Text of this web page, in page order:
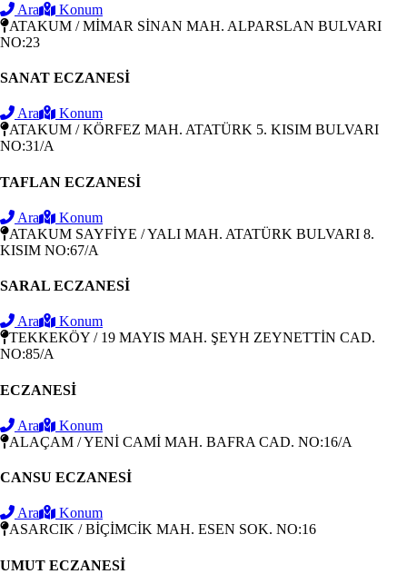
Ara
Konum
ATAKUM / MİMAR SİNAN MAH. ALPARSLAN BULVARI
NO:23
SANAT ECZANESİ
Ara
Konum
ATAKUM / KÖRFEZ MAH. ATATÜRK 5. KISIM BULVARI
NO:31/A
TAFLAN ECZANESİ
Ara
Konum
ATAKUM SAYFİYE / YALI MAH. ATATÜRK BULVARI 8.
KISIM NO:67/A
SARAL ECZANESİ
Ara
Konum
TEKKEKÖY / 19 MAYIS MAH. ŞEYH ZEYNETTİN CAD.
NO:85/A
ECZANESİ
Ara
Konum
ALAÇAM / YENİ CAMİ MAH. BAFRA CAD. NO:16/A
CANSU ECZANESİ
Ara
Konum
ASARCIK / BİÇİMCİK MAH. ESEN SOK. NO:16
UMUT ECZANESİ